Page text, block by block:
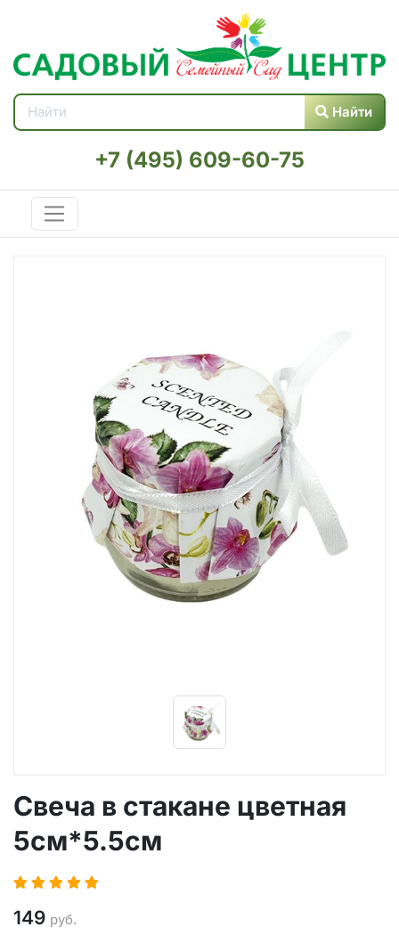
Найти
+7 (495) 609-60-75
Свеча в стакане цветная
5см*5.5см
149 руб.